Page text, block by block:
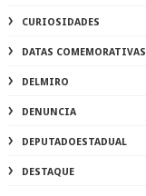
CURIOSIDADES
DATAS COMEMORATIVAS
DELMIRO
DENUNCIA
DEPUTADOESTADUAL
DESTAQUE